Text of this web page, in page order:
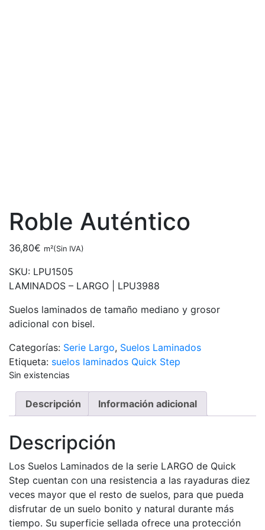
Roble Auténtico
36,80€ m²(Sin IVA)
SKU: LPU1505
LAMINADOS – LARGO |
LPU3988
Suelos laminados de tamaño mediano y grosor
adicional con bisel.
Categorías: Serie Largo, Suelos Laminados
Etiqueta: suelos laminados Quick Step
Sin existencias
Descripción Información adicional
Descripción
Los Suelos Laminados de la serie LARGO de Quick
Step cuentan con una resistencia a las rayaduras diez
veces mayor que el resto de suelos, para que pueda
disfrutar de un suelo bonito y natural durante más
tiempo. Su superficie sellada ofrece una protección